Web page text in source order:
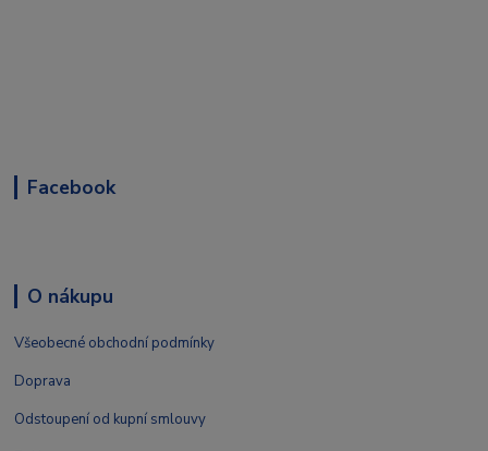
Facebook
O nákupu
Všeobecné obchodní podmínky
Doprava
Odstoupení od kupní smlouvy